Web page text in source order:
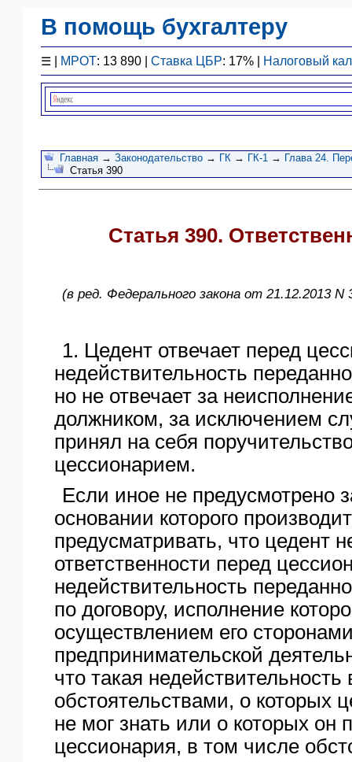
В помощь бухгалтеру
☰ МРОТ: 13 890 | Ставка ЦБР: 17% | Налоговый
Законодательство
F1 - Отчетность
План счетов
Справочник
Договоры
Проводки
Главная → Законодательство → ГК → ГК-1 → Глава 24.
Статья 390
Статья 390.
(в ред. Федерального закона от 21.12.2013 N
1. Цедент отвечает перед
недействительность
но не отвечает за
должником, за исключением
принял на себя
цессионарием.
Если иное не предусмотрено
основании которого
предусматривать, что цедент
ответственности перед
недействительность
по договору, исполнение
осуществлением его
предпринимательской
что такая недействительность
обстоятельствами, о которых
не мог знать или о которых он
цессионария, в том числе